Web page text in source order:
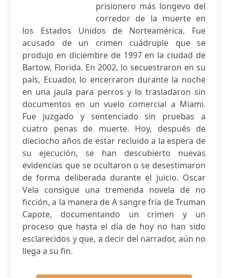
prisionero más longevo del
corredor de la muerte en
los Estados Unidos de Norteamérica. Fue
acusado de un crimen cuádruple que se
produjo en diciembre de 1997 en la ciudad de
Bartow, Florida. En 2002, lo secuestraron en su
país, Ecuador, lo encerraron durante la noche
en una jaula para perros y lo trasladaron sin
documentos en un vuelo comercial a Miami.
Fue juzgado y sentenciado sin pruebas a
cuatro penas de muerte. Hoy, después de
dieciocho años de estar recluido a la espera de
su ejecución, se han descubierto nuevas
evidencias que se ocultaron o se desestimaron
de forma deliberada durante el juicio. Oscar
Vela consigue una tremenda novela de no
ficción, a la manera de A sangre fría de Truman
Capote, documentando un crimen y un
proceso que hasta el día de hoy no han sido
esclarecidos y que, a decir del narrador, aún no
llega a su fin.